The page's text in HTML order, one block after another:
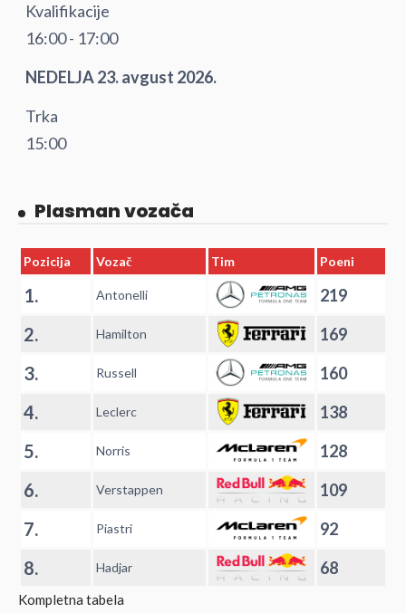
Kvalifikacije
16:00 - 17:00
NEDELJA 23. avgust 2026.
Trka
15:00
Plasman vozača
Pozicija Vozač Tim Poeni
1. Antonelli 219
2. Hamilton 169
3. Russell 160
4. Leclerc 138
5. Norris 128
6. Verstappen 109
7. Piastri 92
8. Hadjar 68
Kompletna tabela